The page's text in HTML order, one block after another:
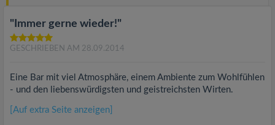
"Immer gerne wieder!"
GESCHRIEBEN AM 28.09.2014
Eine Bar mit viel Atmosphäre, einem Ambiente zum Wohlfühlen
- und den liebenswürdigsten und geistreichsten Wirten.
[Auf extra Seite anzeigen]